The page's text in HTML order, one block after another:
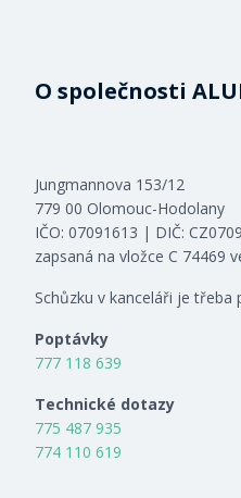
O společnosti
Jungmannova 153/12
779 00 Olomouc-Hodolany
IČO: 07091613 | DIČ:
zapsaná na vložce C 74469
Schůzku v kanceláři je třeba
Poptávky
777 118 639
Technické dotazy
775 487 935
774 110 619